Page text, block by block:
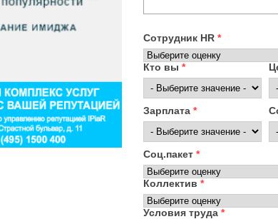
Сотрудник HR *
Кто вы *
Зарплата *
Соц.пакет *
Коллектив *
Условия труда *